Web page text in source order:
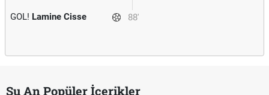
88'
GOL! Lamine Cisse
Şu An Popüler İçerikler